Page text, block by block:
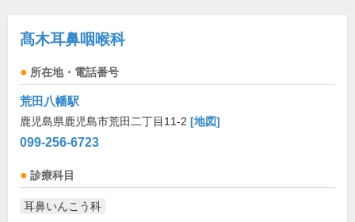
髙木耳鼻咽喉科
所在地・電話番号
荒田八幡駅
鹿児島県鹿児島市荒田二丁目11-2 [地図]
099-256-6723
診療科目
耳鼻いんこう科